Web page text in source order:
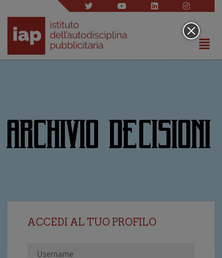
ARCHIVIO DECISIONI
ACCEDI AL TUO PROFILO